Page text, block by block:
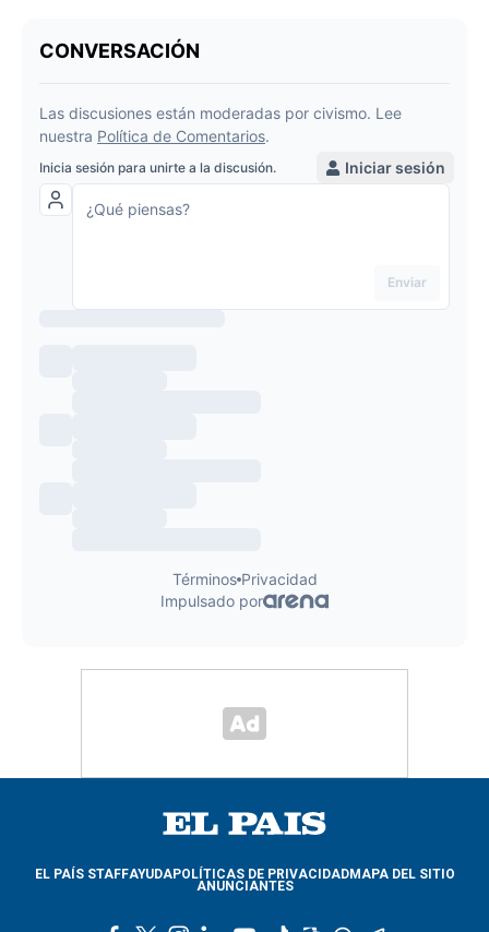
EL PAÍS STAFFAYUDAPOLÍTICAS DE PRIVACIDADMAPA DEL SITIO
ANUNCIANTES